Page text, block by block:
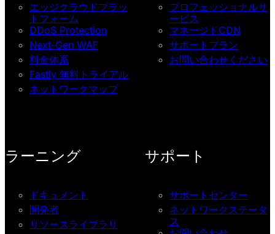
エッジクラウドプラッ
トフォーム
DDoS Protection
Next-Gen WAF
料金体系
Fastly 無料トライアル
ネットワークマップ
プロフェッショナルサ
ービス
マネージドCDN
サポートプラン
お問い合わせください
ラーニング
ドキュメント
開発者
リソースライブラリ
サポート
サポートセンター
ネットワークステータ
ス